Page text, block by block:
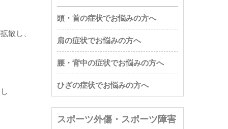
散し、
頭・首の症状でお悩みの方へ
肩の症状でお悩みの方へ
腰・背中の症状でお悩みの方へ
ひざの症状でお悩みの方へ
スポーツ外傷・スポーツ障害